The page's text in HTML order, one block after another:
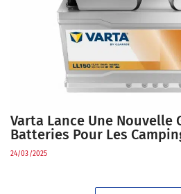
Varta Lance Une Nouvelle
Batteries Pour Les
24/03/2025